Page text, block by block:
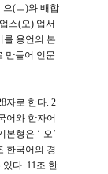
으(ㅡ)와 배합
스(오) 업서
를 용언의 본
만들어 언문
자로 한다. 2
어와 한자어
형은 ‘-오’
한국어의 경
다. 11조 한